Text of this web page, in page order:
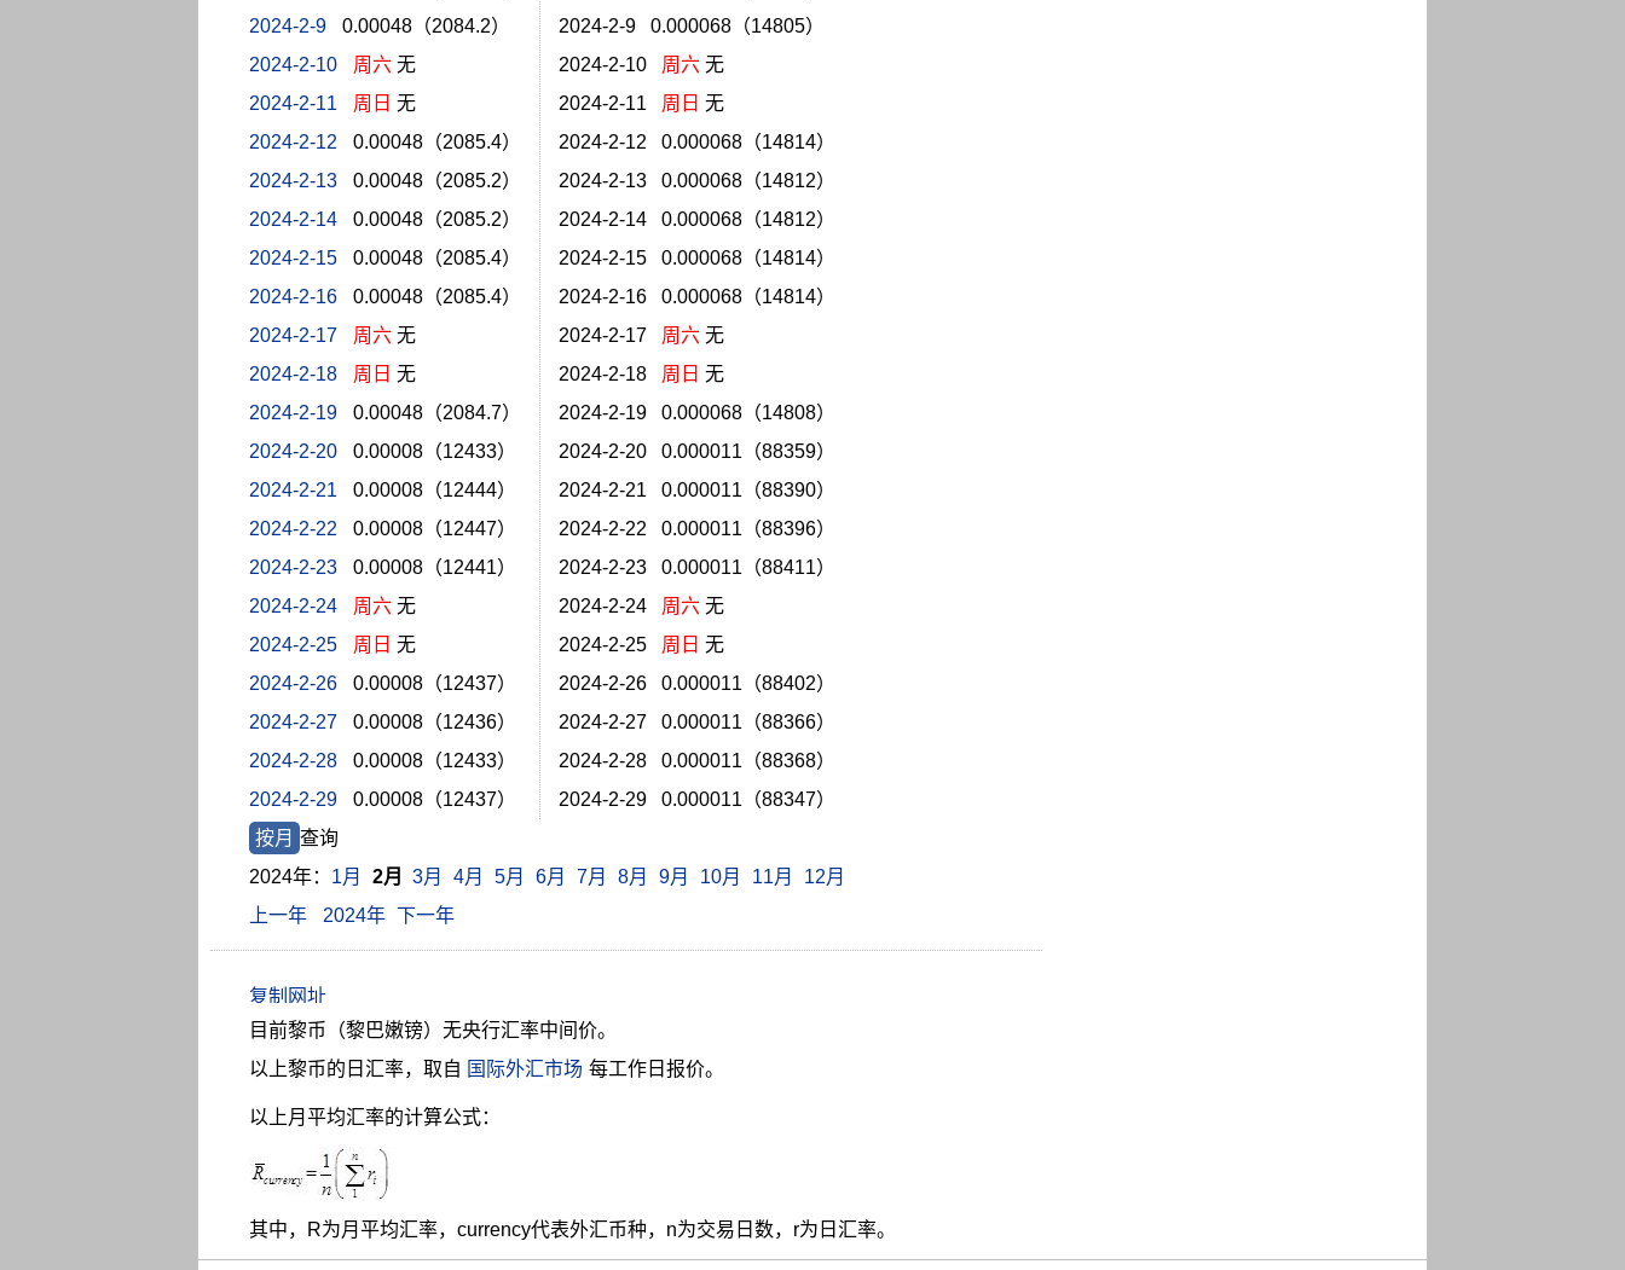
2024-2-9
0.00048（2084.2）
2024-2-10
周六无
2024-2-11
周日 无
2024-2-12
0.00048（2085.4）
2024-2-13
0.00048（2085.2）
2024-2-14
0.00048（2085.2）
2024-2-15
0.00048（2085.4）
2024-2-16
0.00048（2085.4）
2024-2-17
周六无
2024-2-18
周日 无
2024-2-19
0.00048（2084.7）
2024-2-20
0.00008（12433）
2024-2-21
0.00008（12444）
2024-2-22
0.00008（12447）
2024-2-23
0.00008（12441）
2024-2-24
周六无
2024-2-25
周日 无
2024-2-26
0.00008（12437）
2024-2-27
0.00008（12436）
2024-2-28
0.00008（12433）
2024-2-29
0.00008（12437）
2024-2-9 0.000068（14805）
2024-2-10 周六无
2024-2-11 周日 无
2024-2-12 0.000068（14814）
2024-2-13 0.000068（14812）
2024-2-14 0.000068（14812）
2024-2-15 0.000068（14814）
2024-2-16 0.000068（14814）
2024-2-17 周六无
2024-2-18 周日 无
2024-2-19 0.000068（14808）
2024-2-20 0.000011（88359）
2024-2-21 0.000011（88390）
2024-2-22 0.000011（88396）
2024-2-23 0.000011（88411）
2024-2-24 周六无
2024-2-25 周日 无
2024-2-26 0.000011（88402）
2024-2-27 0.000011（88366）
2024-2-28 0.000011（88368）
2024-2-29 0.000011（88347）
按月 查询
2024年： 1月 2月 3月 4月 5月 6月 7月 8月 9月 10月 11月
12月
上一年
2024年 下一年
目前黎币（黎巴嫩镑）无央行汇率中间价。
以上黎币的日汇率，取自 国际外汇市场 每工作日报价。
以上月平均汇率的计算公式：
其中，R为月平均汇率，currency代表外汇币种，n为交易日数，r为日汇率。